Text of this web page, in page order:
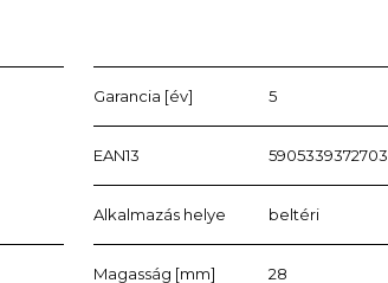
Garancia [év] 5
EAN13 5905339372703
Alkalmazás helye beltéri
Magasság [mm] 28